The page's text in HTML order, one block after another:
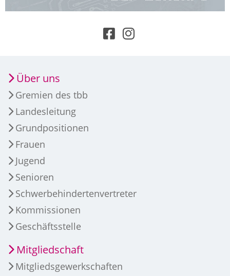
Über uns
Gremien des tbb
Landesleitung
Grundpositionen
Frauen
Jugend
Senioren
Schwerbehindertenvertreter
Kommissionen
Geschäftsstelle
Mitgliedschaft
Mitgliedsgewerkschaften